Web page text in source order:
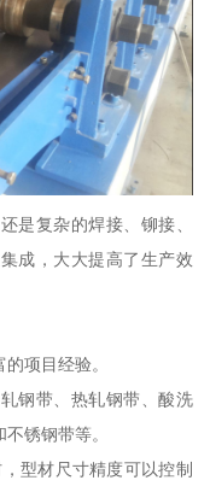
是复杂的焊接、铆接、
成，大大提高了生产效
项目经验。
钢带、热轧钢带、酸洗
锈钢带等。
型材尺寸精度可以控制